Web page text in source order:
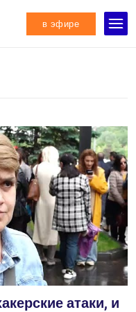
в эфире
атаки, и